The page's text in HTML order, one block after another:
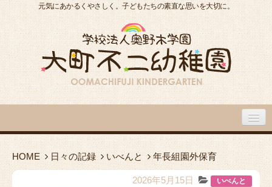
元気にあかるくやさしく。子どもたちの素直な思いを大切に。
大町不二幼稚園について
大町不二幼稚園の１日
HOME 日々の記録 いべんと 年長組園外保育
2026年5月15日 いべんと